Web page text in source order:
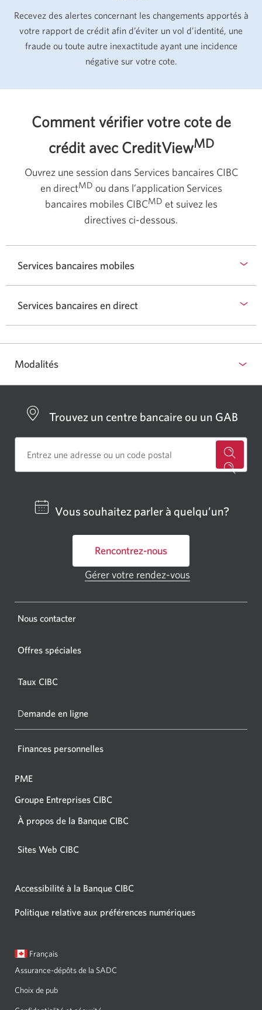
Recevez des alertes concernant les changements apportés à
votre rapport de crédit afin d’éviter un vol d’identité, une
fraude ou toute autre inexactitude ayant une incidence
négative sur votre cote.
Comment vérifier votre cote de
crédit avec CreditViewMD
Ouvrez une session dans Services bancaires CIBC
en directMD ou dans l’application Services
bancaires mobiles CIBCMD et suivez les
directives ci-dessous.
Services bancaires mobiles
Services bancaires en direct
Modalités
afficher
modalités
Trouvez un centre bancaire ou un GAB
centre
Une
Vous souhaitez parler à quelqu’un?
Rencontrez-nous
Une
fenêtre
Gérer votre rendez-vous
Nous contacter
Offres spéciales
Taux CIBC
Demande en ligne
Finances personnelles
PME
Groupe Entreprises CIBC
À propos de la Banque CIBC
Sites Web CIBC
Accessibilité à la Banque CIBC
Politique relative aux préférences numériques
Langue
Français
de
Assurance-dépôts de la SADC
Choix de pub